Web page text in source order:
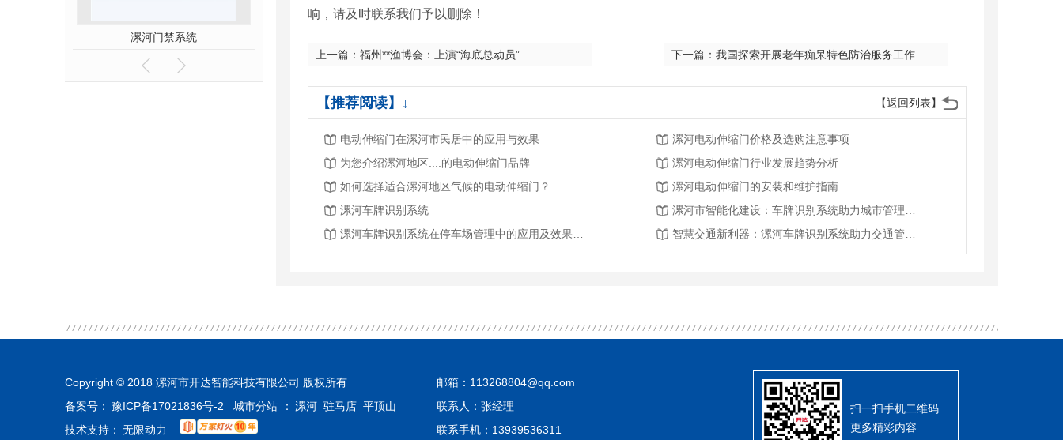
漯河电动伸缩门厂家
响，请及时联系我们予以删除！
上一篇： 福州**渔博会：上演“海底总动员” 下一篇： 我国探索开展老年痴呆特色防治服务工作
【返回列表】
【推荐阅读】↓
电动伸缩门在漯河市民居中的应用与效果
漯河电动伸缩门价格及选购注意事项
为您介绍漯河地区....的电动伸缩门品牌
漯河电动伸缩门行业发展趋势分析
如何选择适合漯河地区气候的电动伸缩门？
漯河电动伸缩门的安装和维护指南
漯河车牌识别系统
Copyright © 2018 漯河市开达智能科技有限公司 版权所有
备案号： 豫ICP备17021836号-2 城市分站 ： 漯河 驻马店 平顶山
技术支持： 无限动力
邮箱：113268804@qq.com
联系人：张经理
联系手机：13939536311
扫一扫手机二维码
更多精彩内容